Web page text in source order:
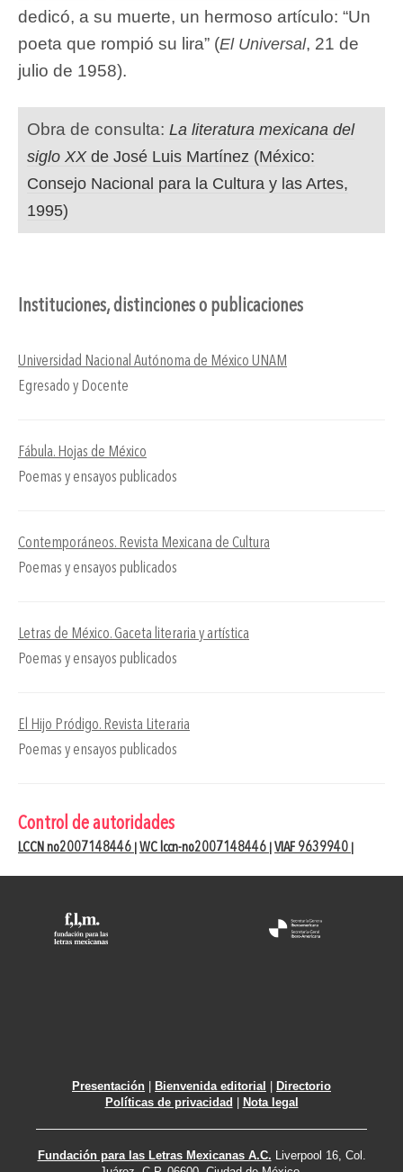
dedicó, a su muerte, un hermoso artículo: “Un
poeta que rompió su lira” (El Universal, 21 de
julio de 1958).
Obra de consulta: La literatura mexicana del
siglo XXde José Luis Martínez (México:
Consejo Nacional para la Cultura y las Artes,
1995)
Instituciones, distinciones o publicaciones
Universidad Nacional Autónoma de México UNAM
Egresado y Docente
Fábula. Hojas de México
Poemas y ensayos publicados
Contemporáneos. Revista Mexicana de Cultura
Poemas y ensayos publicados
Letras de México. Gaceta literaria y artística
Poemas y ensayos publicados
El Hijo Pródigo. Revista Literaria
Poemas y ensayos publicados
Control de autoridades
LCCN no2007148446 WC lccn-no2007148446 VIAF 9639940
Presentación Bienvenida editorial
Directorio
Políticas de privacidad
Nota legal
Fundación para las Letras Mexicanas A.C. Liverpool 16, Col.